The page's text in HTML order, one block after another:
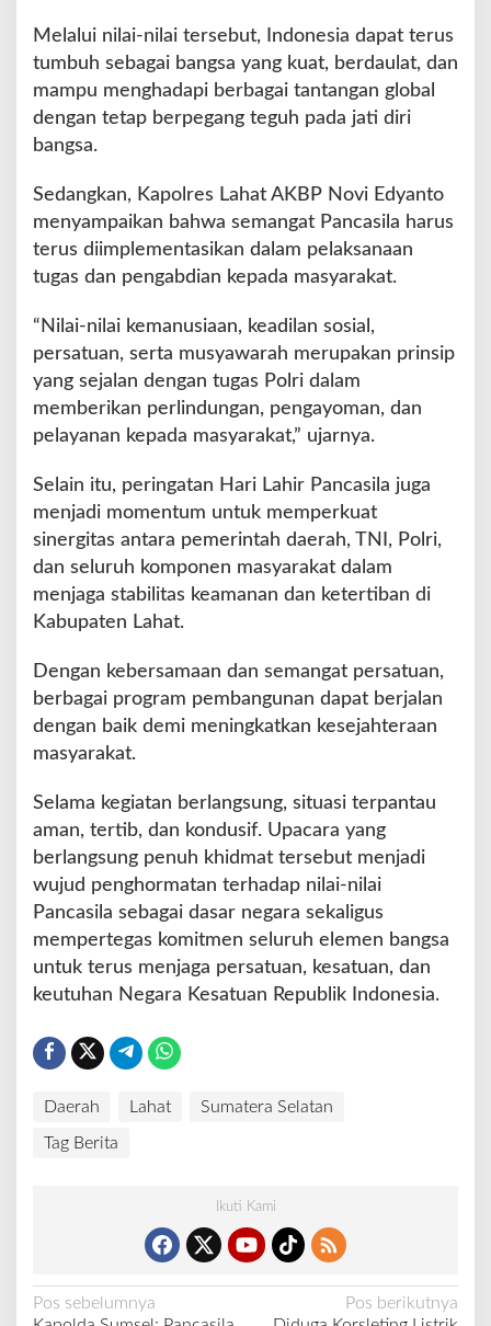
Melalui nilai-nilai tersebut, Indonesia dapat terus
tumbuh sebagai bangsa yang kuat, berdaulat, dan
mampu menghadapi berbagai tantangan global
dengan tetap berpegang teguh pada jati diri
bangsa.
Sedangkan, Kapolres Lahat AKBP Novi Edyanto
menyampaikan bahwa semangat Pancasila harus
terus diimplementasikan dalam pelaksanaan
tugas dan pengabdian kepada masyarakat.
“Nilai-nilai kemanusiaan, keadilan sosial,
persatuan, serta musyawarah merupakan prinsip
yang sejalan dengan tugas Polri dalam
memberikan perlindungan, pengayoman, dan
pelayanan kepada masyarakat,” ujarnya.
Selain itu, peringatan Hari Lahir Pancasila juga
menjadi momentum untuk memperkuat
sinergitas antara pemerintah daerah, TNI, Polri,
dan seluruh komponen masyarakat dalam
menjaga stabilitas keamanan dan ketertiban di
Kabupaten Lahat.
Dengan kebersamaan dan semangat persatuan,
berbagai program pembangunan dapat berjalan
dengan baik demi meningkatkan kesejahteraan
masyarakat.
Selama kegiatan berlangsung, situasi terpantau
aman, tertib, dan kondusif. Upacara yang
berlangsung penuh khidmat tersebut menjadi
wujud penghormatan terhadap nilai-nilai
Pancasila sebagai dasar negara sekaligus
mempertegas komitmen seluruh elemen bangsa
untuk terus menjaga persatuan, kesatuan, dan
keutuhan Negara Kesatuan Republik Indonesia.
Daerah Lahat Sumatera Selatan
Tag Berita
Ikuti Kami
N
Pos sebelumnya
Pos berikutnya